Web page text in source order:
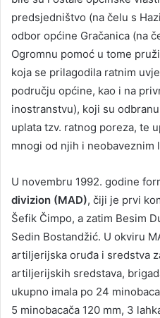
predsjedništvo (na čelu s
odbor općine Gračanica (na
Ogromnu pomoć u tome
koja se prilagodila ratnim
području općine, kao i na
inostranstvu), koji su
uplata tzv. ratnog poreza, te
mnogi od njih i neobaveznim
U novembru 1992. godine
divizion (MAD), čiji je prvi
Šefik Čimpo, a zatim Besim
Sedin Bostandžić. U okviru
artiljerijska oruđa i sredstva
artiljerijskih sredstava,
ukupno imala po 24
5 minobacača 120 mm, 3